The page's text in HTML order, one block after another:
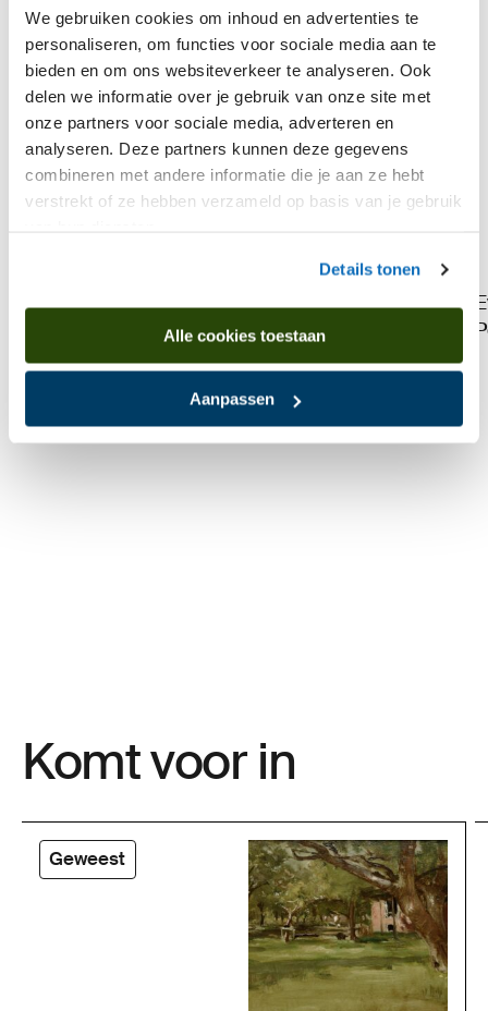
We gebruiken cookies om inhoud en advertenties te
personaliseren, om functies voor sociale media aan te
bieden en om ons websiteverkeer te analyseren. Ook
delen we informatie over je gebruik van onze site met
onze partners voor sociale media, adverteren en
analyseren. Deze partners kunnen deze gegevens
combineren met andere informatie die je aan ze hebt
verstrekt of ze hebben verzameld op basis van je gebruik
Details tonen
Alle cookies toestaan
Aanpassen
Vincent van Gogh
Landschap met een boerderij
Komt voor in
Geweest